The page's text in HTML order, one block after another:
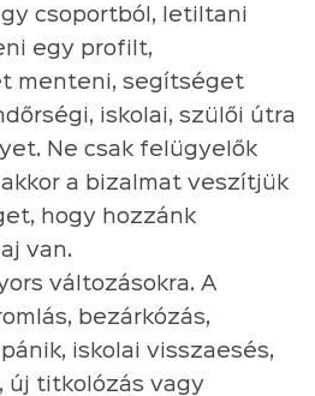
csoportból, letiltani
egy profilt,
menteni, segítséget
iskolai, szülői útra
Ne csak felügyelők
a bizalmat veszítjük
hogy hozzánk
van.
változásokra. A
bezárkózás,
iskolai visszaesés,
új titkolózás vagy